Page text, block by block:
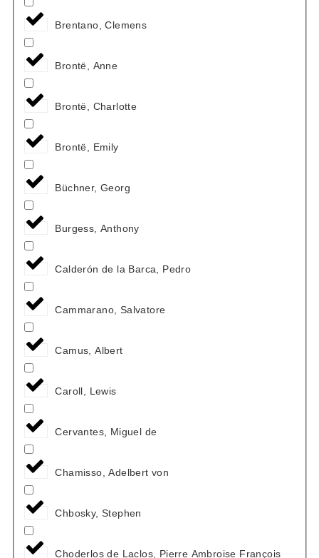
Brentano, Clemens
Brontë, Anne
Brontë, Charlotte
Brontë, Emily
Büchner, Georg
Burgess, Anthony
Calderón de la Barca, Pedro
Cammarano, Salvatore
Camus, Albert
Caroll, Lewis
Cervantes, Miguel de
Chamisso, Adelbert von
Chbosky, Stephen
Choderlos de Laclos, Pierre Ambroise François